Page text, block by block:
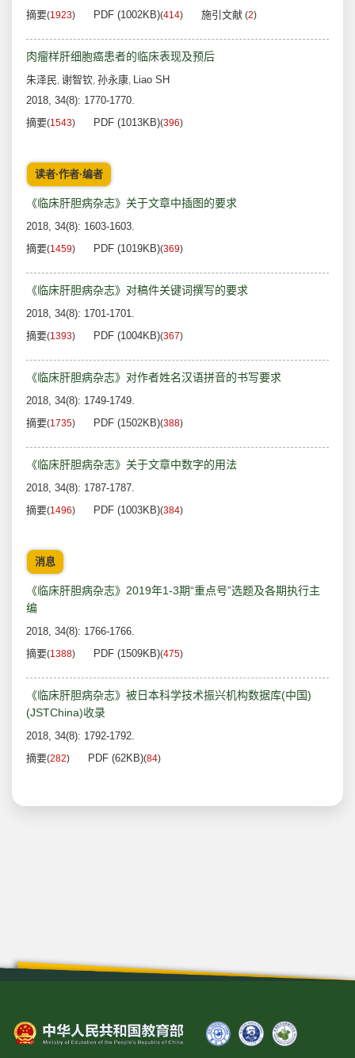
摘要(1923) PDF (1002KB)(414) 施引文献 (2)
肉瘤样肝细胞癌患者的临床表现及预后
朱泽民, 谢智钦, 孙永康, Liao SH
2018, 34(8): 1770-1770.
摘要(1543) PDF (1013KB)(396)
读者·作者·编者
《临床肝胆病杂志》关于文章中插图的要求
2018, 34(8): 1603-1603.
摘要(1459) PDF (1019KB)(369)
《临床肝胆病杂志》对稿件关键词撰写的要求
2018, 34(8): 1701-1701.
摘要(1393) PDF (1004KB)(367)
《临床肝胆病杂志》对作者姓名汉语拼音的书写要求
2018, 34(8): 1749-1749.
摘要(1735) PDF (1502KB)(388)
《临床肝胆病杂志》关于文章中数字的用法
2018, 34(8): 1787-1787.
摘要(1496) PDF (1003KB)(384)
消息
《临床肝胆病杂志》2019年1-3期“重点号”选题及各期执行主
编
2018, 34(8): 1766-1766.
摘要(1388) PDF (1509KB)(475)
《临床肝胆病杂志》被日本科学技术振兴机构数据库(中国)
(JSTChina)收录
2018, 34(8): 1792-1792.
摘要(282) PDF (62KB)(84)